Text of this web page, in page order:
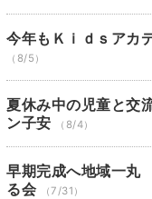
今年もＫｉｄｓアカ
（8/5）
夏休み中の児童と
ン子安
（8/4）
早期完成へ地域一丸
る会
（7/31）